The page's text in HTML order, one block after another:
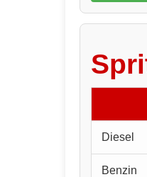
Diesel
Benzin